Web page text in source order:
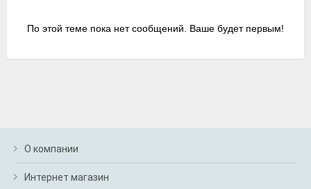
По этой теме пока нет сообщений. Ваше будет первым!
О компании
Интернет магазин